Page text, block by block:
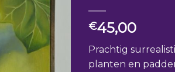
€45,00
Prachtig
planten en